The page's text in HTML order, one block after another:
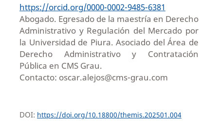
https://orcid.org/0000-0002-9485-6381
Abogado. Egresado de la maestría en Derecho
Administrativo y Regulación del Mercado por
la Universidad de Piura. Asociado del Área de
Derecho Administrativo y Contratación
Pública en CMS Grau.
Contacto: oscar.alejos@cms-grau.com
DOI: https://doi.org/10.18800/themis.202501.004